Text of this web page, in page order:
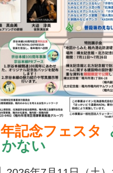
記念フェスタ
ない